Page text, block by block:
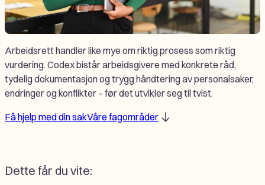
Arbeidsrett handler like mye om riktig prosess som riktig
vurdering. Codex bistår arbeidsgivere med konkrete råd,
tydelig dokumentasjon og trygg håndtering av personalsaker,
endringer og konflikter – før det utvikler seg til tvist.
Få hjelp med din sakVåre fagområder
Dette får du vite: